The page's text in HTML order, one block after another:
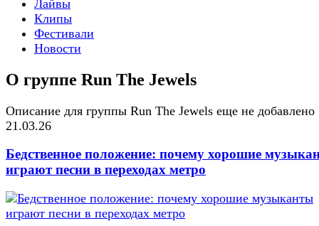
Лайвы
Клипы
Фестивали
Новости
О группе Run The Jewels
Описание для группы Run The Jewels еще не добавлено
21.03.26
Бедственное положение: почему хорошие
играют песни в переходах метро